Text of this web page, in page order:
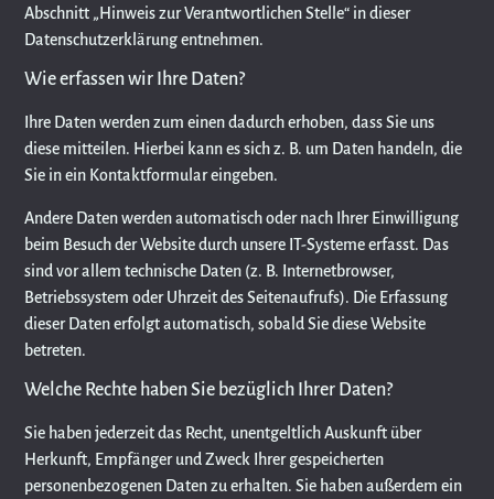
Abschnitt „Hinweis zur Verantwortlichen Stelle“ in dieser
Datenschutzerklärung entnehmen.
Wie erfassen wir Ihre Daten?
Ihre Daten werden zum einen dadurch erhoben, dass Sie uns
diese mitteilen. Hierbei kann es sich z. B. um Daten handeln, die
Sie in ein Kontaktformular eingeben.
Andere Daten werden automatisch oder nach Ihrer Einwilligung
beim Besuch der Website durch unsere IT-Systeme erfasst. Das
sind vor allem technische Daten (z. B. Internetbrowser,
Betriebssystem oder Uhrzeit des Seitenaufrufs). Die Erfassung
dieser Daten erfolgt automatisch, sobald Sie diese Website
betreten.
Welche Rechte haben Sie bezüglich Ihrer Daten?
Sie haben jederzeit das Recht, unentgeltlich Auskunft über
Herkunft, Empfänger und Zweck Ihrer gespeicherten
personenbezogenen Daten zu erhalten. Sie haben außerdem ein